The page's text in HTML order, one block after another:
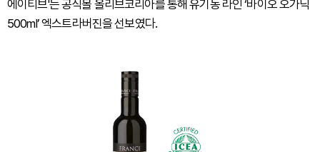
에이티브'는 공식몰 올리브코리아를 통해 유기농 라인 ‘바이오 오가닉
500ml’ 엑스트라버진을 선보였다.